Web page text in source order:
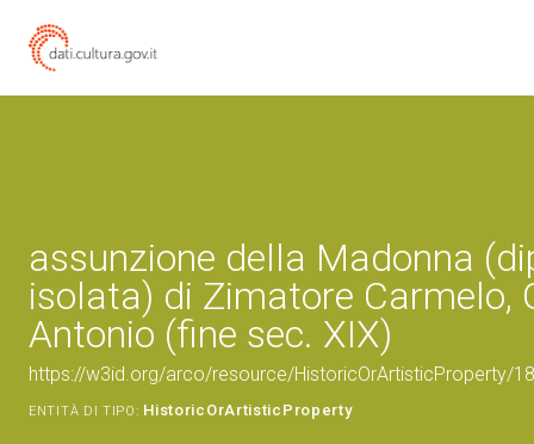
assunzione della Madonna
isolata) di Zimatore Carmelo,
Antonio (fine sec. XIX)
https://w3id.org/arco/resource/HistoricOrArtisticProperty/
ENTITÀ DI TIPO: HistoricOrArtisticProperty